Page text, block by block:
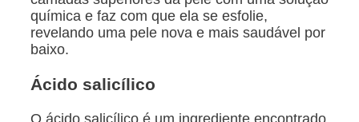
química e faz com que ela se esfolie,
revelando uma pele nova e mais saudável por
baixo.
Ácido salicílico
O ácido salicílico é um ingrediente encontrado